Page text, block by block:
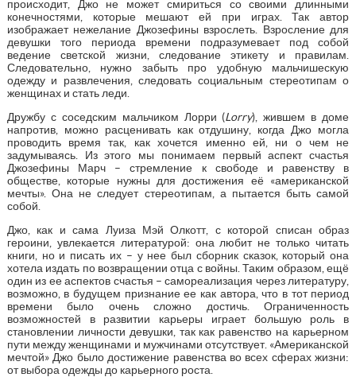
происходит, Джо не может смириться со своими длинными
конечностями, которые мешают ей при играх. Так автор
изображает нежелание Джозефины взрослеть. Взросление для
девушки того периода времени подразумевает под собой
ведение светской жизни, следование этикету и правилам.
Следовательно, нужно забыть про удобную мальчишескую
одежду и развлечения, следовать социальным стереотипам о
женщинах и стать леди.
Дружбу с соседским мальчиком Лорри (Lorry), жившем в доме
напротив, можно расценивать как отдушину, когда Джо могла
проводить время так, как хочется именно ей, ни о чем не
задумываясь. Из этого мы понимаем первый аспект счастья
Джозефины Марч – стремление к свободе и равенству в
обществе, которые нужны для достижения её «американской
мечты». Она не следует стереотипам, а пытается быть самой
собой.
Джо, как и сама Луиза Мэй Олкотт, с которой списан образ
героини, увлекается литературой: она любит не только читать
книги, но и писать их – у нее был сборник сказок, который она
хотела издать по возвращении отца с войны. Таким образом, ещё
один из ее аспектов счастья – самореализация через литературу,
возможно, в будущем признание ее как автора, что в тот период
времени было очень сложно достичь. Ограниченность
возможностей в развитии карьеры играет большую роль в
становлении личности девушки, так как равенство на карьерном
пути между женщинами и мужчинами отсутствует. «Американской
мечтой» Джо было достижение равенства во всех сферах жизни:
от выбора одежды до карьерного роста.